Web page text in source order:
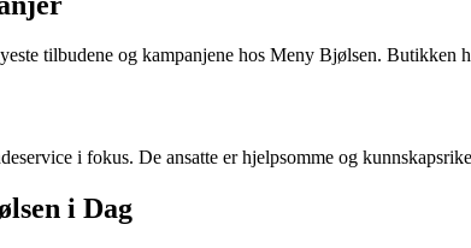
tilbudene og kampanjene hos Meny Bjølsen.
i fokus. De ansatte er hjelpsomme og
i Dag